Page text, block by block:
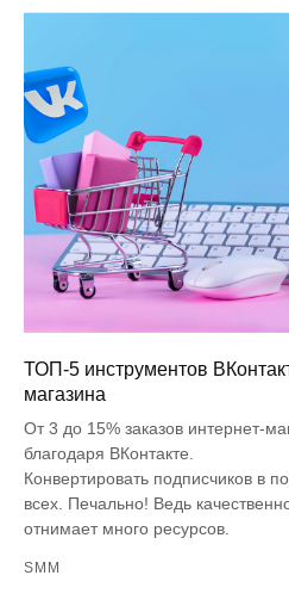
ТОП-5 инструментов
магазина
От 3 до 15% заказов интернет-
благодаря ВКонтакте.
Конвертировать подписчиков в
всех. Печально! Ведь
отнимает много ресурсов.
SMM